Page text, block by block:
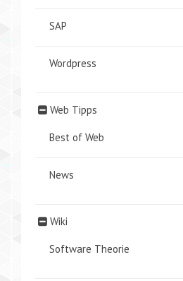
SAP
Wordpress
Web Tipps
Best of Web
News
Wiki
Software Theorie